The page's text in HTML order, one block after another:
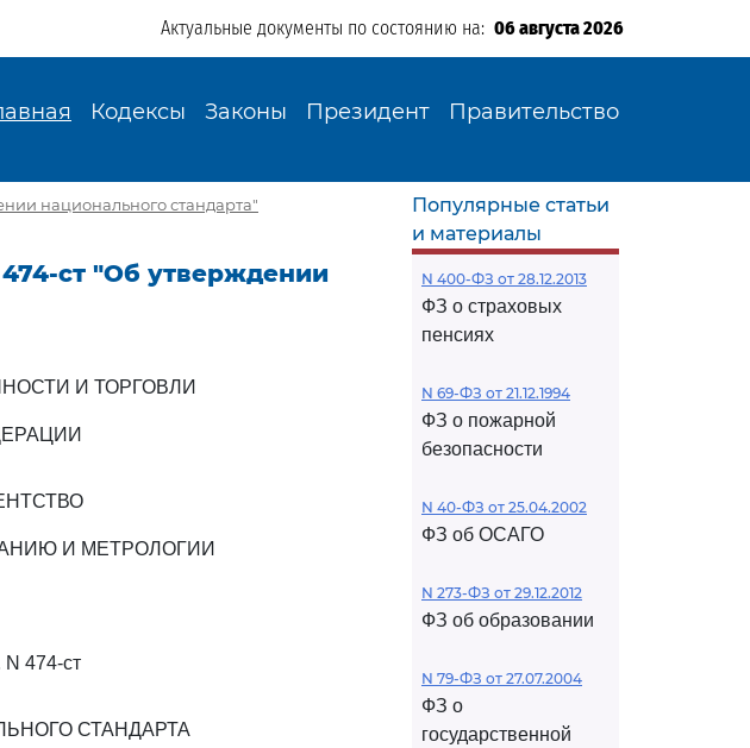
Актуальные документы по состоянию на: 06 августа 2026
Кодексы Законы Президент Правительство
национального стандарта"
474-ст "Об утверждении
И ТОРГОВЛИ
И МЕТРОЛОГИИ
N 474-ст
СТАНДАРТА
Популярные статьи
и материалы
N 400-ФЗ от 28.12.2013
ФЗ о страховых
пенсиях
N 69-ФЗ от 21.12.1994
ФЗ о пожарной
безопасности
N 40-ФЗ от 25.04.2002
ФЗ об ОСАГО
N 273-ФЗ от 29.12.2012
ФЗ об образовании
N 79-ФЗ от 27.07.2004
ФЗ о
государственной